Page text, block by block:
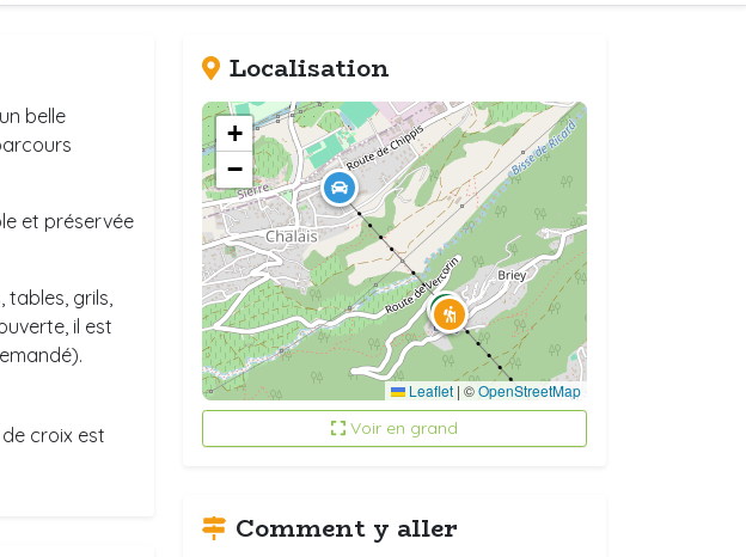
belle
et préservée
tables, grils,
il est
croix est
Localisation
+
−
Leaflet | ©OpenStreetMap
Voir en grand
Comment y aller